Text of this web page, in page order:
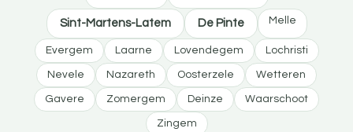
Sint-Martens-Latem De Pinte Melle
Evergem Laarne Lovendegem Lochristi
Nevele Nazareth Oosterzele Wetteren
Gavere Zomergem Deinze Waarschoot
Zingem